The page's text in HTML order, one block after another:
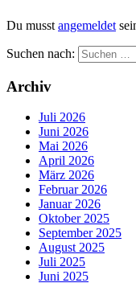
Du musst angemeldet
Suchen nach:
Archiv
Juli 2026
Juni 2026
Mai 2026
April 2026
März 2026
Februar 2026
Januar 2026
Oktober 2025
September 2025
August 2025
Juli 2025
Juni 2025